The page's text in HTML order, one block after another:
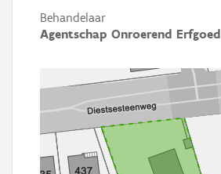
Behandelaar
Agentschap Onroerend Erfgoed